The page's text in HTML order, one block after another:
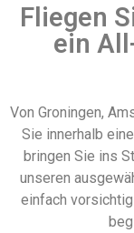
Fliegen
ein
Von Groningen,
Sie innerhalb
bringen Sie ins
unseren
einfach